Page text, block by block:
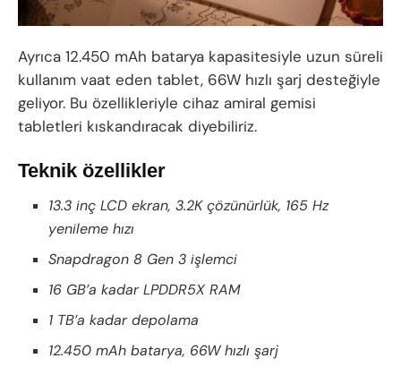
Ayrıca 12.450 mAh batarya kapasitesiyle uzun süreli
kullanım vaat eden tablet, 66W hızlı şarj desteğiyle
geliyor. Bu özellikleriyle cihaz amiral gemisi
tabletleri kıskandıracak diyebiliriz.
Teknik özellikler
13.3 inç LCD ekran, 3.2K çözünürlük, 165 Hz
yenileme hızı
Snapdragon 8 Gen 3 işlemci
16 GB’a kadar LPDDR5X RAM
1 TB’a kadar depolama
12.450 mAh batarya, 66W hızlı şarj